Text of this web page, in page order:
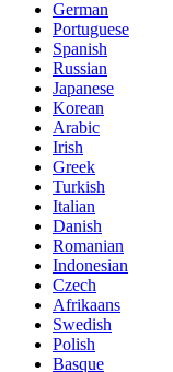
German
Portuguese
Spanish
Russian
Japanese
Korean
Arabic
Irish
Greek
Turkish
Italian
Danish
Romanian
Indonesian
Czech
Afrikaans
Swedish
Polish
Basque